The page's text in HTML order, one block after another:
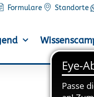
Formulare Standorte